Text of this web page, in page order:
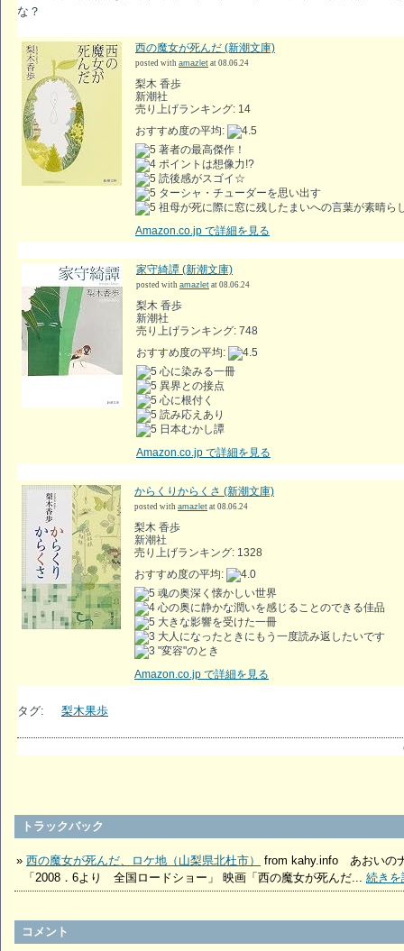
な？
西の魔女が死んだ (新潮文庫)
posted with amazlet at 08.06.24
梨木 香歩
新潮社
売り上げランキング: 14
おすすめ度の平均:
著者の最高傑作！
ポイントは想像力!?
読後感がスゴイ☆
ターシャ・チューダーを思い出す
祖母が死に際に窓に残したまいへの言葉が素晴ら
Amazon.co.jp で詳細を見る
家守綺譚 (新潮文庫)
posted with amazlet at 08.06.24
梨木 香歩
新潮社
売り上げランキング: 748
おすすめ度の平均:
心に染みる一冊
異界との接点
心に根付く
読み応えあり
日本むかし譚
Amazon.co.jp で詳細を見る
からくりからくさ (新潮文庫)
posted with amazlet at 08.06.24
梨木 香歩
新潮社
売り上げランキング: 1328
おすすめ度の平均:
魂の奥深く懐かしい世界
心の奥に静かな潤いを感じることのできる佳品
大きな影響を受けた一冊
大人になったときにもう一度読み返したいです
"変容"のとき
Amazon.co.jp で詳細を見る
タグ: 梨木果歩
トラックバック
» 西の魔女が死んだ、ロケ地（山梨県北杜市）
from kahy.info あおいの
「2008．6より 全国ロードショー」 映画「西の魔女が死んだ... 続きを
コメント